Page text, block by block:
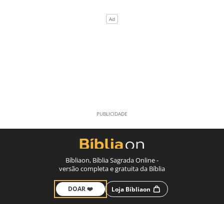
Bíbliaon, Bíblia Sagrada Online -
versão completa e gratuita da Bíblia
DOAR ❤️ Loja Bíbliaon